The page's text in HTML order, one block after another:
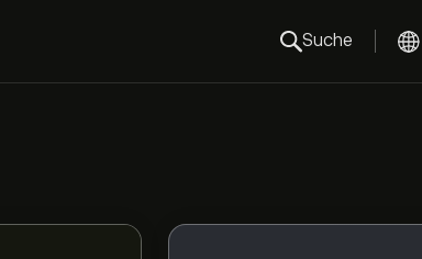
Suche